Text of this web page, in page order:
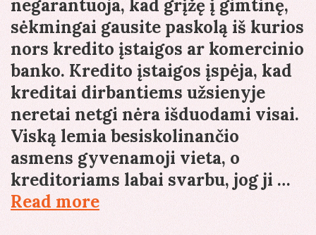
negarantuoja, kad grįžę į gimtinę,
sėkmingai gausite paskolą iš kurios
nors kredito įstaigos ar komercinio
banko. Kredito įstaigos įspėja, kad
kreditai dirbantiems užsienyje
neretai netgi nėra išduodami visai.
Viską lemia besiskolinančio
asmens gyvenamoji vieta, o
kreditoriams labai svarbu, jog ji …
Read moreKreditai
dirbantiems